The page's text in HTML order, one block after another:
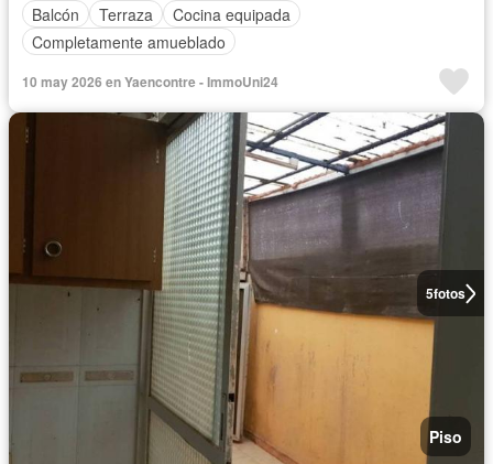
Balcón
Terraza
Cocina equipada
Completamente amueblado
10 may 2026 en Yaencontre - ImmoUni24
5fotos
Piso